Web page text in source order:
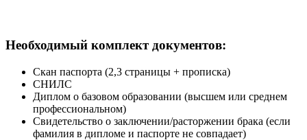
Необходимый комплект документов:
Скан паспорта (2,3 страницы + прописка)
СНИЛС
Диплом о базовом образовании (высшем или среднем
профессиональном)
Свидетельство о заключении/расторжении брака (если
фамилия в дипломе и паспорте не совпадает)